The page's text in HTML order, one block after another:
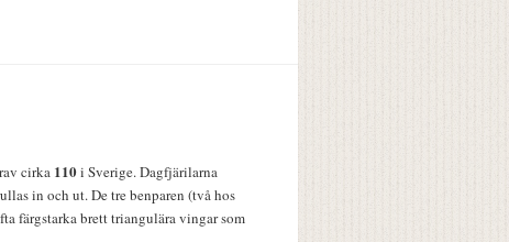
cirka 110i Sverige. Dagfjärilarna
in och ut. De tre benparen (två hos
färgstarka brett triangulära vingar som